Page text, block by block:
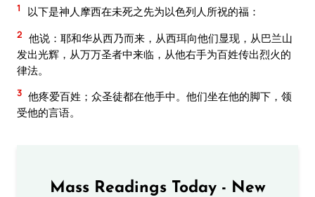
1 以下是神人摩西在未死之先为以色列人所祝的福：
2 他说：耶和华从西乃而来，从西珥向他们显现，从巴兰山
发出光辉，从万万圣者中来临，从他右手为百姓传出烈火的
律法。
3 他疼爱百姓；众圣徒都在他手中。他们坐在他的脚下，领
受他的言语。
Mass Readings Today - New